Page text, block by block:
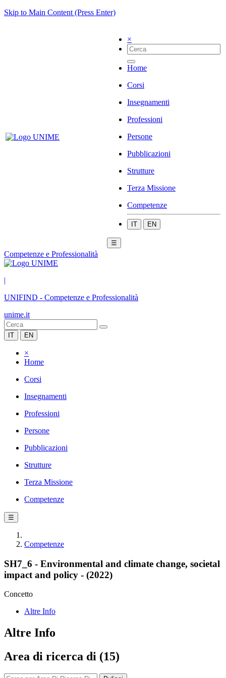
Skip to Main Content (Press Enter)
×
Home
Corsi
Insegnamenti
Professioni
Persone
Pubblicazioni
Strutture
Terza Missione
Competenze
IT EN
☰
Competenze e Professionalità
|
UNIFIND - Competenze e Professionalità
unime.it
IT EN
×
Home
Corsi
Insegnamenti
Professioni
Persone
Pubblicazioni
Strutture
Terza Missione
Competenze
☰
Competenze
SH7_6 - Environmental and climate change, societal
impact and policy - (2022)
Concetto
Altre Info
Altre Info
Area di ricerca di (15)